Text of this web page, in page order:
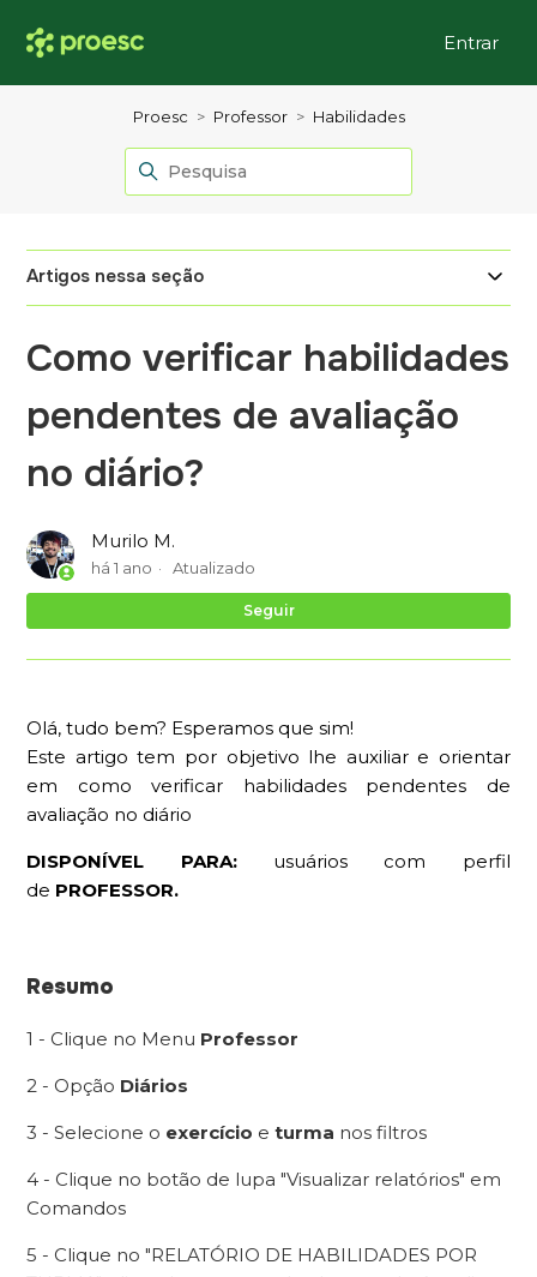
Entrar
Proesc Professor Habilidades
Artigos nessa seção
Como verificar habilidades
pendentes de avaliação
no diário?
Murilo M.
há 1 ano Atualizado
Seguir
Olá, tudo bem? Esperamos que sim!
Este artigo tem por objetivo lhe auxiliar e orientar
em como verificar habilidades pendentes de
avaliação no diário
DISPONÍVEL PARA:usuários com perfil
de PROFESSOR.
Resumo
1 - Clique no Menu Professor
2 - Opção Diários
3 - Selecione o exercício eturma nos filtros
4 - Clique no botão de lupa "Visualizar relatórios" em
Comandos
5 - Clique no "RELATÓRIO DE HABILIDADES POR